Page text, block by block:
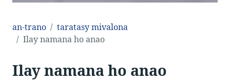
an-trano
taratasy mivalona
Ilay namana ho anao
Ilay namana ho anao